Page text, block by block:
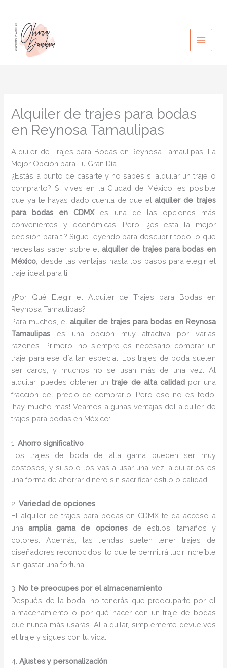
contenido
Alquiler de trajes para bodas
en Reynosa Tamaulipas
Alquiler de Trajes para Bodas en Reynosa Tamaulipas: La
Mejor Opción para Tu Gran Día
¿Estás a punto de casarte y no sabes si alquilar un traje o
comprarlo? Si vives en la Ciudad de México, es posible
que ya te hayas dado cuenta de que elalquiler de trajes
para bodas en CDMXes una de las opciones más
convenientes y económicas. Pero, ¿es esta la mejor
decisión para ti? Sigue leyendo para descubrir todo lo que
necesitas saber sobre el alquiler de trajes para bodas en
México , desde las ventajas hasta los pasos para elegir el
traje ideal para ti.
¿Por Qué Elegir el Alquiler de Trajes para Bodas en
Reynosa Tamaulipas?
Para muchos, elalquiler de trajes para bodas en Reynosa
Tamaulipas es una opción muy atractiva por varias
razones. Primero, no siempre es necesario comprar un
traje para ese día tan especial. Los trajes de boda suelen
ser caros, y muchos no se usan más de una vez. Al
alquilar, puedes obtener un traje de alta calidad por una
fracción del precio de comprarlo. Pero eso no es todo,
¡hay mucho más! Veamos algunas ventajas del alquiler de
trajes para bodas en México:
1.Ahorro significativo
Los trajes de boda de alta gama pueden ser muy
costosos, y si solo los vas a usar una vez, alquilarlos es
una forma de ahorrar dinero sin sacrificar estilo o calidad.
2.Variedad de opciones
El alquiler de trajes para bodas en CDMX te da acceso a
unaamplia gama de opcionesde estilos, tamaños y
colores. Además, las tiendas suelen tener trajes de
diseñadores reconocidos, lo que te permitirá lucir increíble
sin gastar una fortuna.
3. No te preocupes por el almacenamiento
Después de la boda, no tendrás que preocuparte por el
almacenamiento o por qué hacer con un traje de bodas
que nunca más usarás. Al alquilar, simplemente devuelves
el traje y sigues con tu vida.
4.Ajustes y personalización